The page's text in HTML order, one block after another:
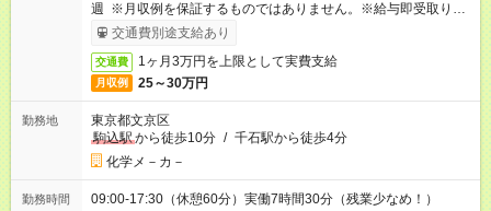
週 ※月収例を保証するものではありません。※給与即受取りサ
ービス利用可（利用条件有）
交通費別途支給あり
交通費 1ヶ月3万円を上限として実費支給
月収例 25～30万円
勤務地
東京都文京区
駒込駅から徒歩10分 / 千石駅から徒歩4分
化学メ－カ－
勤務時間 09:00-17:30（休憩60分）実働7時間30分（残業少なめ！）